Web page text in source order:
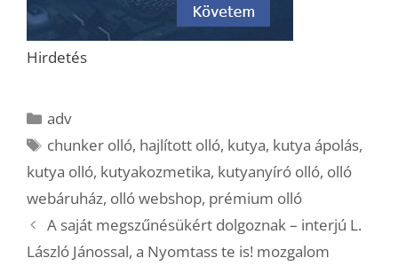
Hirdetés
Kategória
adv
Címkék
chunker olló, hajlított olló, kutya, kutya ápolás,
kutya olló, kutyakozmetika, kutyanyíró olló, olló
webáruház, olló webshop, prémium olló
A saját megszűnésükért dolgoznak – interjú L.
László Jánossal, a Nyomtass te is! mozgalom